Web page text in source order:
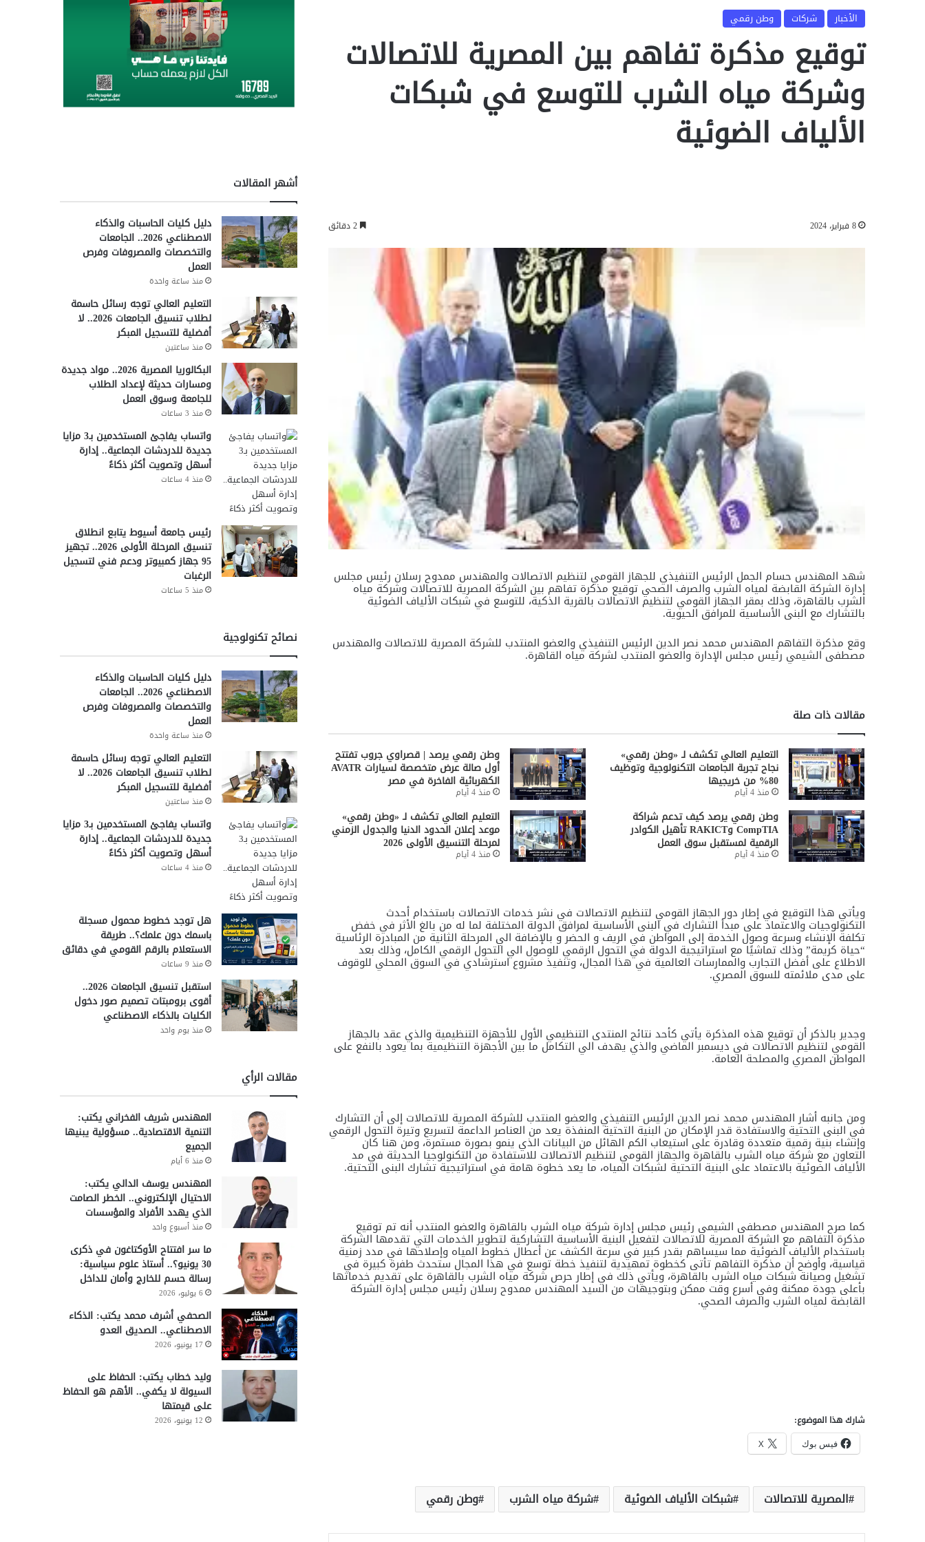
الأخبار
شركات وطن رقمي
توقيع مذكرة تفاهم بين المصرية للاتصالات
وشركة مياه الشرب للتوسع في شبكات
الألياف الضوئية
8 فبراير، 2024
شهد المهندس حسام الجمل الرئيس التنفيذي للجهاز القومي لتنظيم الاتصالات والمهندس ممدوح رسلان رئيس مجلس
إدارة الشركة القابضة لمياه الشرب والصرف الصحي توقيع مذكرة تفاهم بين الشركة المصرية للاتصالات وشركة مياه
الشرب بالقاهرة، وذلك بمقر الجهاز القومي لتنظيم الاتصالات بالقرية الذكية، للتوسع في شبكات الألياف الضوئية
بالتشارك مع البنى الأساسية للمرافق الحيوية.
وقع مذكرة التفاهم المهندس محمد نصر الدين الرئيس التنفيذي والعضو المنتدب للشركة المصرية للاتصالات والمهندس
مصطفى الشيمي رئيس مجلس الإدارة والعضو المنتدب لشركة مياه القاهرة.
مقالات ذات صلة
التعليم العالي تكشف لـ «وطن رقمي»
نجاح تجربة الجامعات التكنولوجية وتوظيف
80% من خريجيها
منذ 4 أيام
وطن رقمي يرصد | قصراوي جروب تفتتح
أول صالة عرض متخصصة لسيارات AVATR
الكهربائية الفاخرة في مصر
منذ 4 أيام
وطن رقمي يرصد كيف تدعم شراكة
CompTIA وRAKICT تأهيل الكوادر
الرقمية لمستقبل سوق العمل
منذ 4 أيام
التعليم العالي تكشف لـ «وطن رقمي»
موعد إعلان الحدود الدنيا والجدول الزمني
لمرحلة التنسيق الأولى 2026
منذ 4 أيام
ويأتي هذا التوقيع في إطار دور الجهاز القومي لتنظيم الاتصالات في نشر خدمات الاتصالات باستخدام أحدث
التكنولوجيات والاعتماد على مبدأ التشارك في البنى الأساسية لمرافق الدولة المختلفة لما له من بالغ الأثر في خفض
تكلفة الإنشاء وسرعة وصول الخدمة إلى المواطن في الريف و الحضر و بالإضافة الي المرحلة الثانية من المبادرة الرئاسية
“حياة كريمة” وذلك تماشيًا مع استراتيجية الدولة في التحول الرقمي للوصول الي التحول الرقمي الكامل، وذلك بعد
الاطلاع على أفضل التجارب والممارسات العالمية في هذا المجال، وتنفيذ مشروع استرشادي في السوق المحلي للوقوف
على مدى ملائمته للسوق المصري.
وجدير بالذكر أن توقيع هذه المذكرة يأتي كأحد نتائج المنتدى التنظيمي الأول للأجهزة التنظيمية والذي عقد بالجهاز
القومي لتنظيم الاتصالات في ديسمبر الماضي والذي يهدف الي التكامل ما بين الأجهزة التنظيمية بما يعود بالنفع على
المواطن المصري والمصلحة العامة.
ومن جانبه أشار المهندس محمد نصر الدين الرئيس التنفيذي والعضو المنتدب للشركة المصرية للاتصالات إلى أن التشارك
في البنى التحتية والاستفادة قدر الإمكان من البنية التحتية المنفذة يعد من العناصر الداعمة لتسريع وتيرة التحول الرقمي
وإنشاء بنية رقمية متعددة وقادرة على استيعاب الكم الهائل من البيانات الذي ينمو بصورة مستمرة، ومن هنا كان
التعاون مع شركة مياه الشرب بالقاهرة والجهاز القومي لتنظيم الاتصالات للاستفادة من التكنولوجيا الحديثة في مد
الألياف الضوئية بالاعتماد على البنية التحتية لشبكات المياه، ما يعد خطوة هامة في استراتيجية تشارك البنى التحتية.
كما صرح المهندس مصطفى الشيمي رئيس مجلس إدارة شركة مياه الشرب بالقاهرة والعضو المنتدب أنه تم توقيع
مذكرة التفاهم مع الشركة المصرية للاتصالات لتفعيل البنية الأساسية التشاركية لتطوير الخدمات التي تقدمها الشركة
باستخدام الألياف الضوئية مما سيساهم بقدر كبير في سرعة الكشف عن أعطال خطوط المياه وإصلاحها في مدد زمنية
قياسية، وأوضح أن مذكرة التفاهم تأتى كخطوة تمهيدية لتنفيذ خطة توسع في هذا المجال ستحدث طفرة كبيرة في
تشغيل وصيانة شبكات مياه الشرب بالقاهرة، ويأتي ذلك في إطار حرص شركة مياه الشرب بالقاهرة على تقديم خدماتها
بأعلى جودة ممكنة وفي أسرع وقت ممكن وبتوجيهات من السيد المهندس ممدوح رسلان رئيس مجلس إدارة الشركة
القابضة لمياه الشرب والصرف الصحي.
شارك هذا الموضوع:
فيس بوك X
المصرية للاتصالات شبكات الألياف الضوئية شركة مياه الشرب وطن رقمي
أشهر المقالات
دليل كليات الحاسبات والذكاء
الاصطناعي 2026.. الجامعات
والتخصصات والمصروفات وفرص
العمل
منذ ساعة واحدة
التعليم العالي توجه رسائل حاسمة
لطلاب تنسيق الجامعات 2026.. لا
أفضلية للتسجيل المبكر
منذ ساعتين
البكالوريا المصرية 2026.. مواد جديدة
ومسارات حديثة لإعداد الطلاب
للجامعة وسوق العمل
منذ 3 ساعات
واتساب يفاجئ المستخدمين بـ3 مزايا
جديدة للدردشات الجماعية.. إدارة
أسهل وتصويت أكثر ذكاءً
منذ 4 ساعات
رئيس جامعة أسيوط يتابع انطلاق
تنسيق المرحلة الأولى 2026.. تجهيز
95 جهاز كمبيوتر ودعم فني لتسجيل
الرغبات
منذ 5 ساعات
نصائح تكنولوجية
دليل كليات الحاسبات والذكاء
الاصطناعي 2026.. الجامعات
والتخصصات والمصروفات وفرص
العمل
منذ ساعة واحدة
التعليم العالي توجه رسائل حاسمة
لطلاب تنسيق الجامعات 2026.. لا
أفضلية للتسجيل المبكر
منذ ساعتين
واتساب يفاجئ المستخدمين بـ3 مزايا
جديدة للدردشات الجماعية.. إدارة
أسهل وتصويت أكثر ذكاءً
منذ 4 ساعات
هل توجد خطوط محمول مسجلة
باسمك دون علمك؟.. طريقة
الاستعلام بالرقم القومي في دقائق
منذ 9 ساعات
استقبل تنسيق الجامعات 2026..
أقوى برومبتات تصميم صور دخول
الكليات بالذكاء الاصطناعي
منذ يوم واحد
مقالات الرأي
المهندس شريف الفخراني يكتب:
التنمية الاقتصادية.. مسؤولية يبنيها
الجميع
منذ 6 أيام
المهندس يوسف الدالي يكتب:
الاحتيال الإلكتروني.. الخطر الصامت
الذي يهدد الأفراد والمؤسسات
منذ أسبوع واحد
ما سر افتتاح الأوكتاغون في ذكرى
30 يونيو؟.. أستاذ علوم سياسية:
رسالة حسم للخارج وأمان للداخل
6 يوليو، 2026
الصحفي أشرف محمد يكتب: الذكاء
الاصطناعي.. الصديق العدو
17 يونيو، 2026
وليد خطاب يكتب: الحفاظ على
السيولة لا يكفي.. الأهم هو الحفاظ
على قيمتها
12 يونيو، 2026